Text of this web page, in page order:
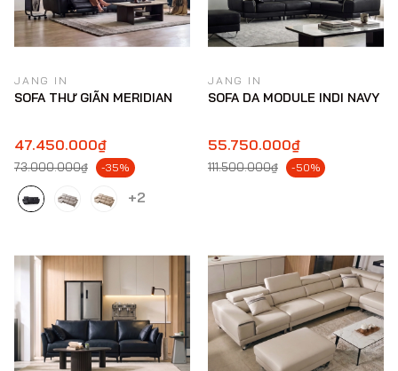
JANG IN
SOFA THƯ GIÃN MERIDIAN
47.450.000₫
73.000.000₫ -35%
+2
JANG IN
SOFA DA MODULE INDI NAVY
55.750.000₫
111.500.000₫ -50%